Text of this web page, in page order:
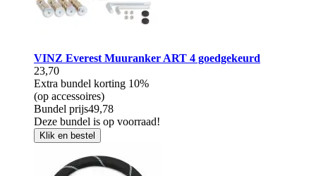
VINZ Everest Muuranker ART 4 goedgekeurd
23,70
Extra bundel korting 10%
(op accessoires)
Bundel prijs49,78
Deze bundel is op voorraad!
Klik en bestel